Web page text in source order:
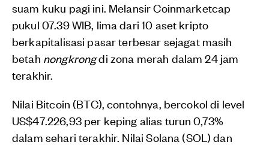
suam kuku pagi ini. Melansir Coinmarketcap
pukul 07.39 WIB, lima dari 10 aset kripto
berkapitalisasi pasar terbesar sejagat masih
betah nongkrongdi zona merah dalam 24 jam
terakhir.
Nilai Bitcoin (BTC), contohnya, bercokol di level
US$47.226,93 per keping alias turun 0,73%
dalam sehari terakhir. Nilai Solana (SOL) dan